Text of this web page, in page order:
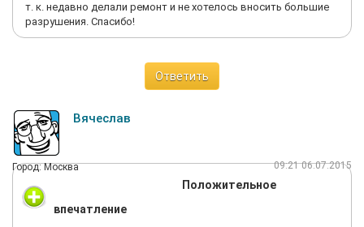
т. к. недавно делали ремонт и не хотелось вносить большие
разрушения. Спасибо!
Ответить
Вячеслав
Город: Москва 09:21 06.07.2015
Положительное
впечатление